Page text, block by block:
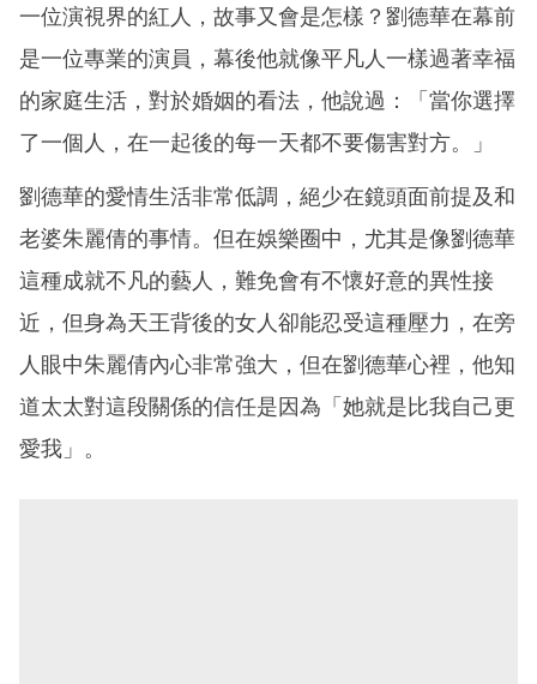
一位演視界的紅人，故事又會是怎樣？劉德華在幕前
是一位專業的演員，幕後他就像平凡人一樣過著幸福
的家庭生活，對於婚姻的看法，他說過：「當你選擇
了一個人，在一起後的每一天都不要傷害對方。」
劉德華的愛情生活非常低調，絕少在鏡頭面前提及和
老婆朱麗倩的事情。但在娛樂圈中，尤其是像劉德華
這種成就不凡的藝人，難免會有不懷好意的異性接
近，但身為天王背後的女人卻能忍受這種壓力，在旁
人眼中朱麗倩內心非常強大，但在劉德華心裡，他知
道太太對這段關係的信任是因為「她就是比我自己更
愛我」。